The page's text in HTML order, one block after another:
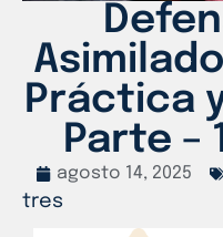
Práctica
Parte –
agosto 14, 2025
tres